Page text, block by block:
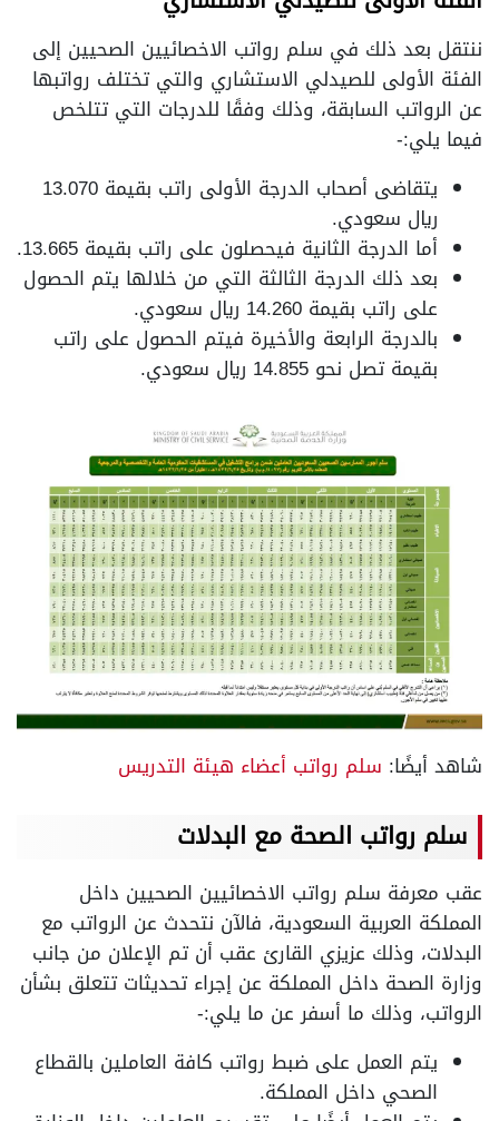
ننتقل بعد ذلك في سلم رواتب الاخصائيين الصحيين إلى
الفئة الأولى للصيدلي الاستشاري والتي تختلف رواتبها
عن الرواتب السابقة، وذلك وفقًا للدرجات التي تتلخص
فيما يلي:-
يتقاضى أصحاب الدرجة الأولى راتب بقيمة 13.070
ريال سعودي.
أما الدرجة الثانية فيحصلون على راتب بقيمة 13.665.
بعد ذلك الدرجة الثالثة التي من خلالها يتم الحصول
على راتب بقيمة 14.260 ريال سعودي.
بالدرجة الرابعة والأخيرة فيتم الحصول على راتب
بقيمة تصل نحو 14.855 ريال سعودي.
شاهد أيضًا: سلم رواتب أعضاء هيئة التدريس
سلم رواتب الصحة مع البدلات
عقب معرفة سلم رواتب الاخصائيين الصحيين داخل
المملكة العربية السعودية، فالآن نتحدث عن الرواتب مع
البدلات، وذلك عزيزي القارئ عقب أن تم الإعلان من جانب
وزارة الصحة داخل المملكة عن إجراء تحديثات تتعلق بشأن
الرواتب، وذلك ما أسفر عن ما يلي:-
يتم العمل على ضبط رواتب كافة العاملين بالقطاع
الصحي داخل المملكة.